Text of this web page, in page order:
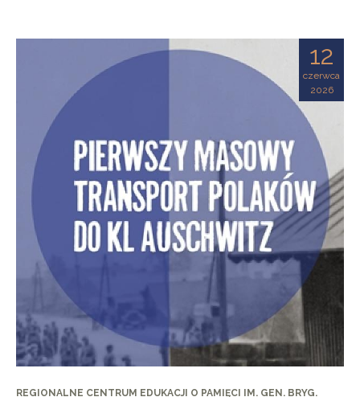
12
czerwca
2026
REGIONALNE CENTRUM EDUKACJI O PAMIĘCI IM. GEN. BRYG.